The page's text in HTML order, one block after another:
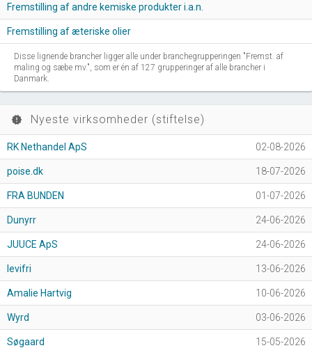
Fremstilling af andre kemiske produkter i.a.n.
Fremstilling af æteriske olier
Disse lignende brancher ligger alle under branchegrupperingen "Fremst. af
maling og sæbe mv.", som er én af 127 grupperinger af alle brancher i
Danmark.
new_releases Nyeste virksomheder (stiftelse)
RK Nethandel ApS 02-08-2026
poise.dk 18-07-2026
FRA BUNDEN 01-07-2026
Dunyrr 24-06-2026
JUUCE ApS 24-06-2026
levifri 13-06-2026
Amalie Hartvig 10-06-2026
Wyrd 03-06-2026
Søgaard 15-05-2026